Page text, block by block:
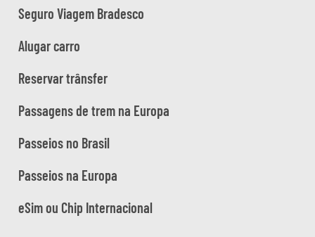
Seguro Viagem Bradesco
Alugar carro
Reservar trânsfer
Passagens de trem na Europa
Passeios no Brasil
Passeios na Europa
eSim ou Chip Internacional